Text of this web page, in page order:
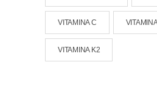
VITAMINA C
VITAMINA K2